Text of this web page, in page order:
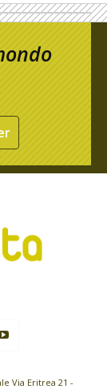
Via Eritrea 21 -